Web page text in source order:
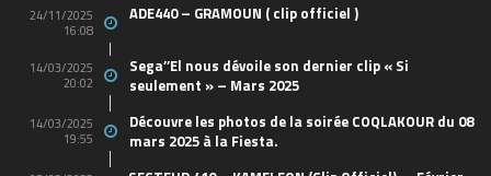
24/11/2025
16:08
ADE440 – GRAMOUN ( clip officiel )
14/03/2025
20:02
Sega’’El nous dévoile son dernier clip « Si
seulement » – Mars 2025
14/03/2025
19:55
Découvre les photos de la soirée COQLAKOUR du 08
mars 2025 à la Fiesta.